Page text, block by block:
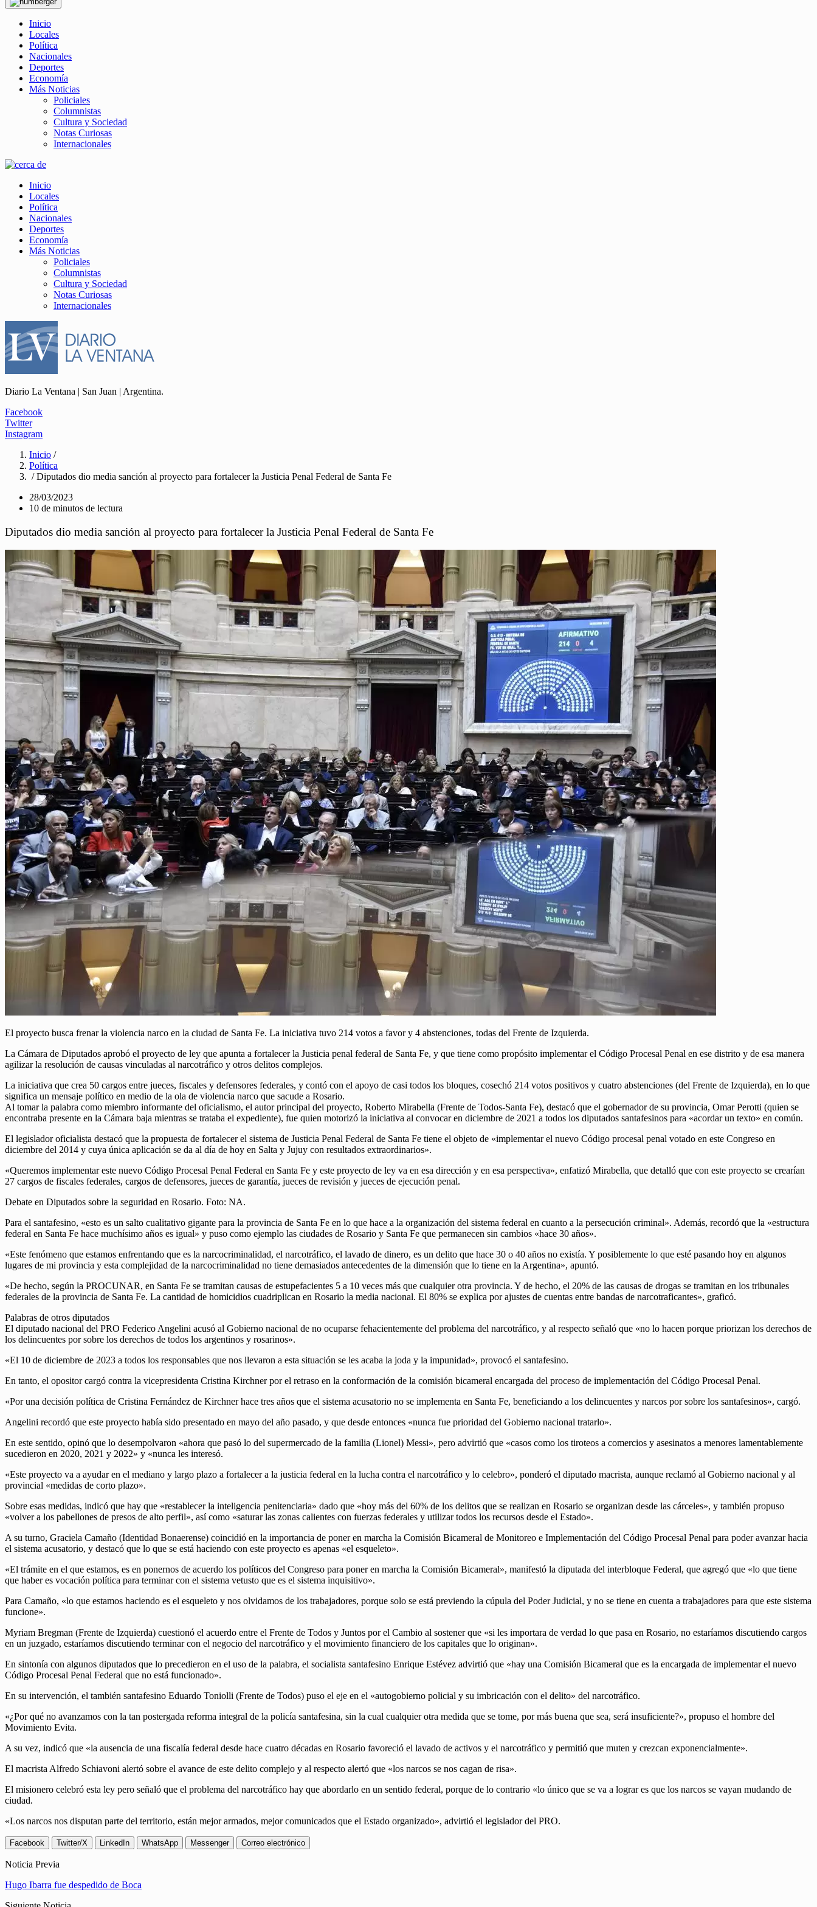
Inicio
Locales
Política
Nacionales
Deportes
Economía
Más Noticias
Policiales
Columnistas
Cultura y Sociedad
Notas Curiosas
Internacionales
Inicio
Locales
Política
Nacionales
Deportes
Economía
Más Noticias
Policiales
Columnistas
Cultura y Sociedad
Notas Curiosas
Internacionales
Diario La Ventana | San Juan | Argentina.
Facebook
Twitter
Instagram
Inicio /
Política
/ Diputados dio media sanción al proyecto para fortalecer la Justicia Penal Federal de Santa Fe
28/03/2023
10 de minutos de lectura
Diputados dio media sanción al proyecto para fortalecer la Justicia Penal Federal de Santa Fe
El proyecto busca frenar la violencia narco en la ciudad de Santa Fe. La iniciativa tuvo 214 votos a favor y 4 abstenciones, todas del Frente de Izquierda.
La Cámara de Diputados aprobó el proyecto de ley que apunta a fortalecer la Justicia penal federal de Santa Fe, y que tiene como propósito implementar el Código Procesal Penal en ese distrito y de esa manera
agilizar la resolución de causas vinculadas al narcotráfico y otros delitos complejos.
La iniciativa que crea 50 cargos entre jueces, fiscales y defensores federales, y contó con el apoyo de casi todos los bloques, cosechó 214 votos positivos y cuatro abstenciones (del Frente de Izquierda), en lo que
significa un mensaje político en medio de la ola de violencia narco que sacude a Rosario.
Al tomar la palabra como miembro informante del oficialismo, el autor principal del proyecto, Roberto Mirabella (Frente de Todos-Santa Fe), destacó que el gobernador de su provincia, Omar Perotti (quien se
encontraba presente en la Cámara baja mientras se trataba el expediente), fue quien motorizó la iniciativa al convocar en diciembre de 2021 a todos los diputados santafesinos para «acordar un texto» en común.
El legislador oficialista destacó que la propuesta de fortalecer el sistema de Justicia Penal Federal de Santa Fe tiene el objeto de «implementar el nuevo Código procesal penal votado en este Congreso en
diciembre del 2014 y cuya única aplicación se da al día de hoy en Salta y Jujuy con resultados extraordinarios».
«Queremos implementar este nuevo Código Procesal Penal Federal en Santa Fe y este proyecto de ley va en esa dirección y en esa perspectiva», enfatizó Mirabella, que detalló que con este proyecto se crearían
27 cargos de fiscales federales, cargos de defensores, jueces de garantía, jueces de revisión y jueces de ejecución penal.
Debate en Diputados sobre la seguridad en Rosario. Foto: NA.
Para el santafesino, «esto es un salto cualitativo gigante para la provincia de Santa Fe en lo que hace a la organización del sistema federal en cuanto a la persecución criminal». Además, recordó que la «estructura
federal en Santa Fe hace muchísimo años es igual» y puso como ejemplo las ciudades de Rosario y Santa Fe que permanecen sin cambios «hace 30 años».
«Este fenómeno que estamos enfrentando que es la narcocriminalidad, el narcotráfico, el lavado de dinero, es un delito que hace 30 o 40 años no existía. Y posiblemente lo que esté pasando hoy en algunos
lugares de mi provincia y esta complejidad de la narcocriminalidad no tiene demasiados antecedentes de la dimensión que lo tiene en la Argentina», apuntó.
«De hecho, según la PROCUNAR, en Santa Fe se tramitan causas de estupefacientes 5 a 10 veces más que cualquier otra provincia. Y de hecho, el 20% de las causas de drogas se tramitan en los tribunales
federales de la provincia de Santa Fe. La cantidad de homicidios cuadriplican en Rosario la media nacional. El 80% se explica por ajustes de cuentas entre bandas de narcotraficantes», graficó.
Palabras de otros diputados
El diputado nacional del PRO Federico Angelini acusó al Gobierno nacional de no ocuparse fehacientemente del problema del narcotráfico, y al respecto señaló que «no lo hacen porque priorizan los derechos de
los delincuentes por sobre los derechos de todos los argentinos y rosarinos».
«El 10 de diciembre de 2023 a todos los responsables que nos llevaron a esta situación se les acaba la joda y la impunidad», provocó el santafesino.
En tanto, el opositor cargó contra la vicepresidenta Cristina Kirchner por el retraso en la conformación de la comisión bicameral encargada del proceso de implementación del Código Procesal Penal.
«Por una decisión política de Cristina Fernández de Kirchner hace tres años que el sistema acusatorio no se implementa en Santa Fe, beneficiando a los delincuentes y narcos por sobre los santafesinos», cargó.
Angelini recordó que este proyecto había sido presentado en mayo del año pasado, y que desde entonces «nunca fue prioridad del Gobierno nacional tratarlo».
En este sentido, opinó que lo desempolvaron «ahora que pasó lo del supermercado de la familia (Lionel) Messi», pero advirtió que «casos como los tiroteos a comercios y asesinatos a menores lamentablemente
sucedieron en 2020, 2021 y 2022» y «nunca les interesó.
«Este proyecto va a ayudar en el mediano y largo plazo a fortalecer a la justicia federal en la lucha contra el narcotráfico y lo celebro», ponderó el diputado macrista, aunque reclamó al Gobierno nacional y al
provincial «medidas de corto plazo».
Sobre esas medidas, indicó que hay que «restablecer la inteligencia penitenciaria» dado que «hoy más del 60% de los delitos que se realizan en Rosario se organizan desde las cárceles», y también propuso
«volver a los pabellones de presos de alto perfil», así como «saturar las zonas calientes con fuerzas federales y utilizar todos los recursos desde el Estado».
A su turno, Graciela Camaño (Identidad Bonaerense) coincidió en la importancia de poner en marcha la Comisión Bicameral de Monitoreo e Implementación del Código Procesal Penal para poder avanzar hacia
el sistema acusatorio, y destacó que lo que se está haciendo con este proyecto es apenas «el esqueleto».
«El trámite en el que estamos, es en ponernos de acuerdo los políticos del Congreso para poner en marcha la Comisión Bicameral», manifestó la diputada del interbloque Federal, que agregó que «lo que tiene
que haber es vocación política para terminar con el sistema vetusto que es el sistema inquisitivo».
Para Camaño, «lo que estamos haciendo es el esqueleto y nos olvidamos de los trabajadores, porque solo se está previendo la cúpula del Poder Judicial, y no se tiene en cuenta a trabajadores para que este sistema
funcione».
Myriam Bregman (Frente de Izquierda) cuestionó el acuerdo entre el Frente de Todos y Juntos por el Cambio al sostener que «si les importara de verdad lo que pasa en Rosario, no estaríamos discutiendo cargos
en un juzgado, estaríamos discutiendo terminar con el negocio del narcotráfico y el movimiento financiero de los capitales que lo originan».
En sintonía con algunos diputados que lo precedieron en el uso de la palabra, el socialista santafesino Enrique Estévez advirtió que «hay una Comisión Bicameral que es la encargada de implementar el nuevo
Código Procesal Penal Federal que no está funcionado».
En su intervención, el también santafesino Eduardo Toniolli (Frente de Todos) puso el eje en el «autogobierno policial y su imbricación con el delito» del narcotráfico.
«¿Por qué no avanzamos con la tan postergada reforma integral de la policía santafesina, sin la cual cualquier otra medida que se tome, por más buena que sea, será insuficiente?», propuso el hombre del
Movimiento Evita.
A su vez, indicó que «la ausencia de una fiscalía federal desde hace cuatro décadas en Rosario favoreció el lavado de activos y el narcotráfico y permitió que muten y crezcan exponencialmente».
El macrista Alfredo Schiavoni alertó sobre el avance de este delito complejo y al respecto alertó que «los narcos se nos cagan de risa».
El misionero celebró esta ley pero señaló que el problema del narcotráfico hay que abordarlo en un sentido federal, porque de lo contrario «lo único que se va a lograr es que los narcos se vayan mudando de
ciudad.
«Los narcos nos disputan parte del territorio, están mejor armados, mejor comunicados que el Estado organizado», advirtió el legislador del PRO.
Facebook Twitter/X LinkedIn WhatsApp Messenger Correo electrónico
Noticia Previa
Hugo Ibarra fue despedido de Boca